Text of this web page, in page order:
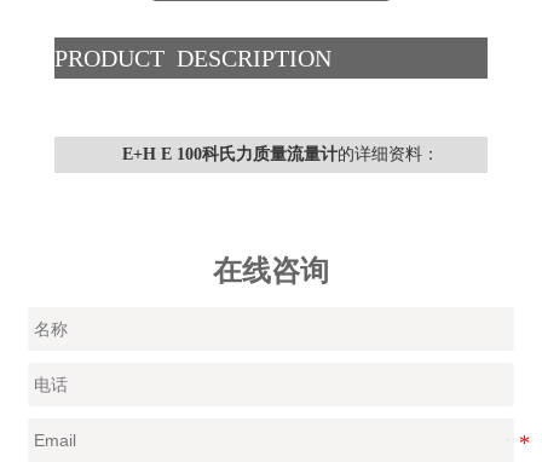
PRODUCT DESCRIPTION
E+H E 100科氏力质量流量计的详细资料：
在线咨询